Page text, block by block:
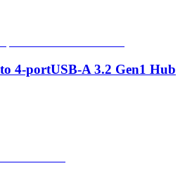
4-portUSB-A 3.2 Gen1 Hub